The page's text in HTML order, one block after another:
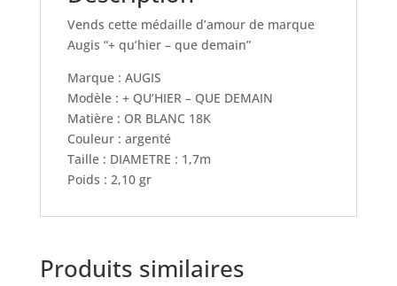
Vends cette médaille d’amour de marque
Augis “+ qu’hier – que demain”
Marque : AUGIS
Modèle : + QU’HIER – QUE DEMAIN
Matière : OR BLANC 18K
Couleur : argenté
Taille : DIAMETRE : 1,7m
Poids : 2,10 gr
Produits similaires